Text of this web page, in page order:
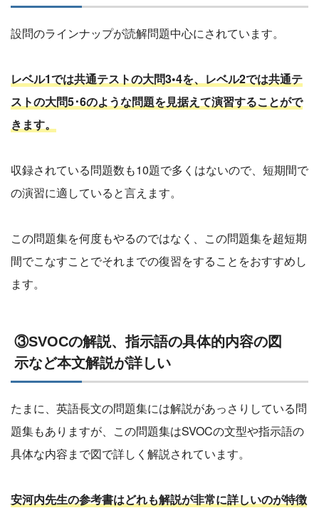
設問のラインナップが読解問題中心にされています。
レベル1では共通テストの大問3•4を、レベル2では共通テ
ストの大問5･6のような問題を見据えて演習することがで
きます。
収録されている問題数も10題で多くはないので、短期間で
の演習に適していると言えます。
この問題集を何度もやるのではなく、この問題集を超短期
間でこなすことでそれまでの復習をすることをおすすめし
ます。
③SVOCの解説、指示語の具体的内容の図
示など本文解説が詳しい
たまに、英語長文の問題集には解説があっさりしている問
題集もありますが、この問題集はSVOCの文型や指示語の
具体な内容まで図で詳しく解説されています。
安河内先生の参考書はどれも解説が非常に詳しいのが特徴